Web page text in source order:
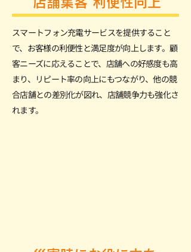
スマートフォン充電サービスを提供すること
で、お客様の利便性と満足度が向上します。顧
客ニーズに応えることで、店舗への好感度も高
まり、リピート率の向上にもつながり、他の競
合店舗との差別化が図れ、店舗競争力も強化さ
れます。